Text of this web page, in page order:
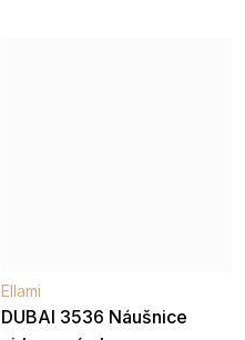
DUBAI 3536 Náušnice
Ellami